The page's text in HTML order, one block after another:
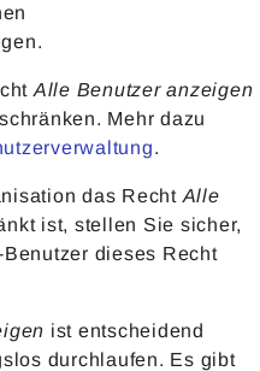
Alle Benutzer anzeigen
Mehr dazu
.
das Recht Alle
ist, stellen Sie sicher,
dieses Recht
ist entscheidend
durchlaufen. Es gibt